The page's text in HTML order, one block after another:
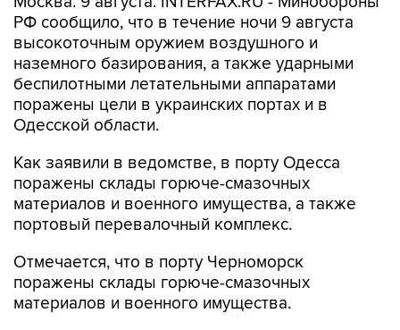
РФ сообщило, что в течение ночи 9 августа
высокоточным оружием воздушного и
наземного базирования, а также ударными
беспилотными летательными аппаратами
поражены цели в украинских портах и в
Одесской области.
Как заявили в ведомстве, в порту Одесса
поражены склады горюче-смазочных
материалов и военного имущества, а также
портовый перевалочный комплекс.
Отмечается, что в порту Черноморск
поражены склады горюче-смазочных
материалов и военного имущества.